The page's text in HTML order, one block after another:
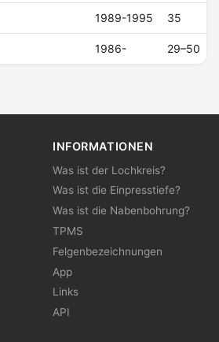
1989-1995 35
1986- 29–50
INFORMATIONEN
Was ist der Lochkreis?
Was ist die Einpresstiefe?
Was ist die Nabenbohrung?
TPMS
Felgenbezeichnungen
App
Links
API